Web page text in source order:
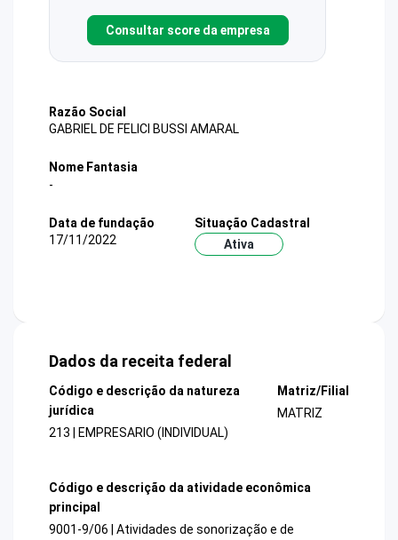
Consultar score da empresa
Razão Social
GABRIEL DE FELICI BUSSI AMARAL
Nome Fantasia
-
Data de fundação
17/11/2022
Situação Cadastral
Ativa
Dados da receita federal
Código e descrição da natureza
jurídica
213 | EMPRESARIO (INDIVIDUAL)
Matriz/Filial
MATRIZ
Código e descrição da atividade econômica
principal
9001-9/06 | Atividades de sonorização e de